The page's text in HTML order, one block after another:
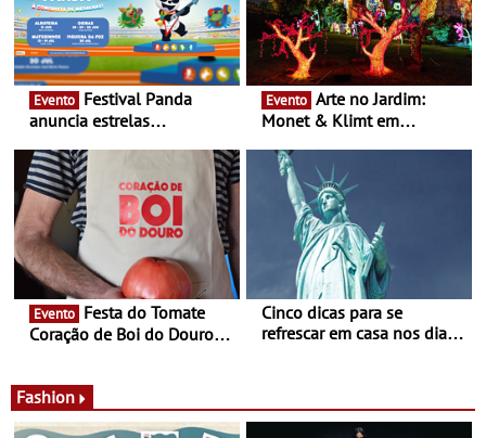
Evento
anuncia estrelas
- Entre Junho e Julho pelo
país
Evento
Monet & Klimt em
ao final de Setembro -
Experiência luminosa no
jardim do Museu de
Alberto Sampaio
Evento
Coração de Boi do Douro -
Cinco dicas para se
refrescar em casa nos dias
Fashion